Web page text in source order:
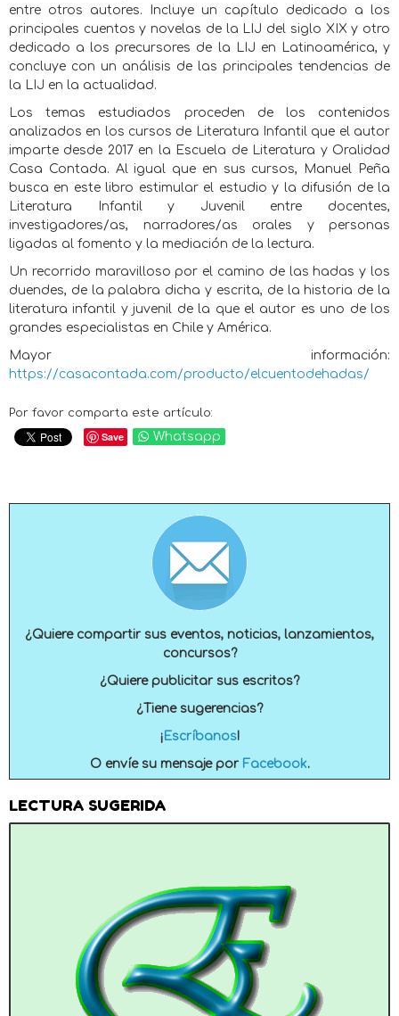
entre otros autores. Incluye un capítulo dedicado a los
principales cuentos y novelas de la LIJ del siglo XIX y otro
dedicado a los precursores de la LIJ en Latinoamérica, y
concluye con un análisis de las principales tendencias de
la LIJ en la actualidad.
Los temas estudiados proceden de los contenidos
analizados en los cursos de Literatura Infantil que el autor
imparte desde 2017 en la Escuela de Literatura y Oralidad
Casa Contada. Al igual que en sus cursos, Manuel Peña
busca en este libro estimular el estudio y la difusión de la
Literatura Infantil y Juvenil entre docentes,
investigadores/as, narradores/as orales y personas
ligadas al fomento y la mediación de la lectura.
Un recorrido maravilloso por el camino de las hadas y los
duendes, de la palabra dicha y escrita, de la historia de la
literatura infantil y juvenil de la que el autor es uno de los
grandes especialistas en Chile y América.
Mayor información:
https://casacontada.com/producto/elcuentodehadas/
Por favor comparta este artículo:
Save Whatsapp
¿Quiere compartir sus eventos, noticias, lanzamientos,
concursos?
¿Quiere publicitar sus escritos?
¿Tiene sugerencias?
¡ Escríbanos!
O envíe su mensaje por Facebook.
LECTURA SUGERIDA